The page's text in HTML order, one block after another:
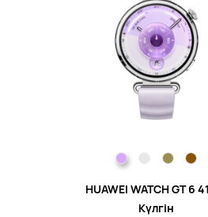
HUAWEI WATCH GT 6
Күлгін